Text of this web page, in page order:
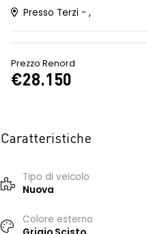
Presso Terzi - ,
Prezzo Renord
€28.150
Caratteristiche
Tipo di veicolo
Nuova
Colore esterno